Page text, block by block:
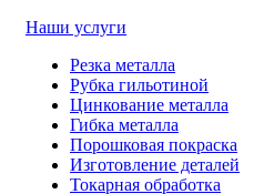
Наши услуги
Резка металла
Рубка гильотиной
Цинкование металла
Гибка металла
Порошковая покраска
Изготовление деталей
Токарная обработка